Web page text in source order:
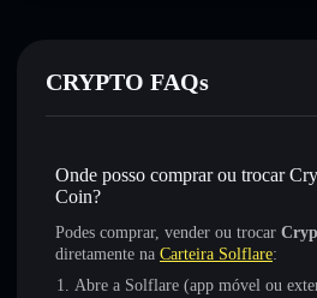
CRYPTO FAQs
Onde posso comprar ou trocar
Coin?
Podes comprar, vender ou trocar
diretamente na Carteira Solflare:
Abre a Solflare (app móvel ou